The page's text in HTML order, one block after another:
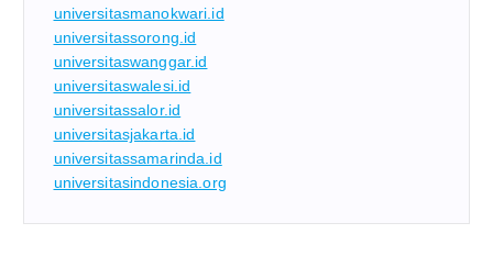
universitasmanokwari.id
universitassorong.id
universitaswanggar.id
universitaswalesi.id
universitassalor.id
universitasjakarta.id
universitassamarinda.id
universitasindonesia.org